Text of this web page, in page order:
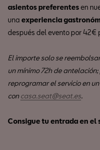
asientos preferentesen
una experiencia
después del evento por 42€
El importe solo se
un mínimo 72h de
reprogramar el servicio en
concasa.seat@seat.es.
Consigue tu entrada en el